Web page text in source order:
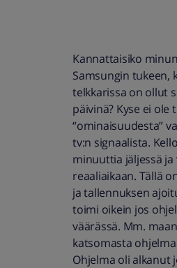
Kannattaisiko
Samsungin tukeen,
telkkarissa on ollut
päivinä? Kyse ei ole
“ominaisuudesta”
tv:n signaalista.
minuuttia jäljessä
reaaliaikaan. Tällä
ja tallennuksen
toimi oikein jos
väärässä. Mm.
katsomasta
Ohjelma oli alkanut